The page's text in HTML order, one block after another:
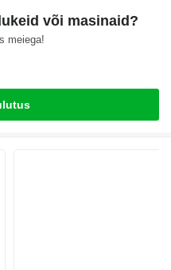
või masinaid?
meiega!